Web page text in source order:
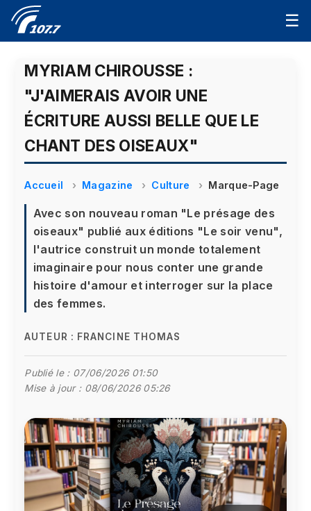
☰
MYRIAM CHIROUSSE :
"J'AIMERAIS AVOIR UNE
ÉCRITURE AUSSI BELLE QUE LE
CHANT DES OISEAUX"
Accueil Magazine Culture Marque-Page
Avec son nouveau roman "Le présage des
oiseaux" publié aux éditions "Le soir venu",
l'autrice construit un monde totalement
imaginaire pour nous conter une grande
histoire d'amour et interroger sur la place
des femmes.
AUTEUR : FRANCINE THOMAS
Publié le : 07/06/2026 01:50
Mise à jour : 08/06/2026 05:26